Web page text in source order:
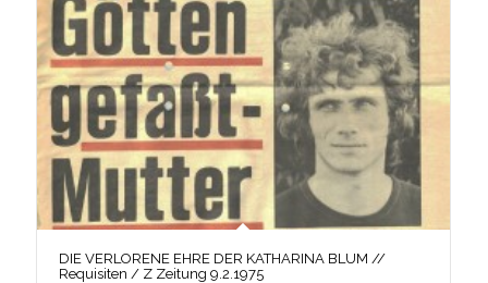
DIE VERLORENE EHRE DER KATHARINA BLUM //
Requisiten / Z Zeitung 9.2.1975